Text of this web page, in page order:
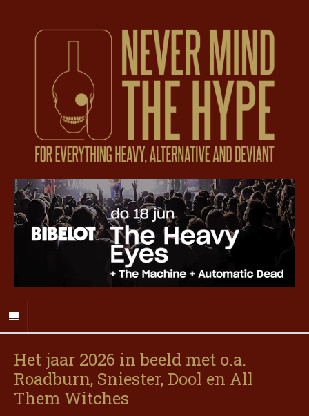
Het jaar 2026 in beeld met o.a.
Roadburn, Sniester, Dool en All
Them Witches